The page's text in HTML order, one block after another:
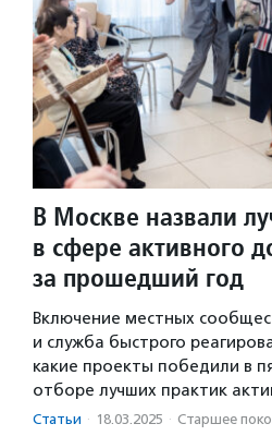
В Москве назвали
в сфере активного
за прошедший год
Включение местных
и служба быстрого
какие проекты победили в
отборе лучших практик
Статьи · 18.03.2025 · Старшее